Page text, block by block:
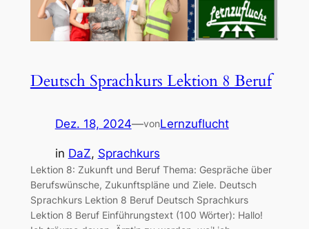
Deutsch Sprachkurs Lektion 8 Beruf
Dez. 18, 2024—vonLernzuflucht
in DaZ, Sprachkurs
Lektion 8: Zukunft und Beruf Thema: Gespräche über
Berufswünsche, Zukunftspläne und Ziele. Deutsch
Sprachkurs Lektion 8 Beruf Deutsch Sprachkurs
Lektion 8 Beruf Einführungstext (100 Wörter): Hallo!